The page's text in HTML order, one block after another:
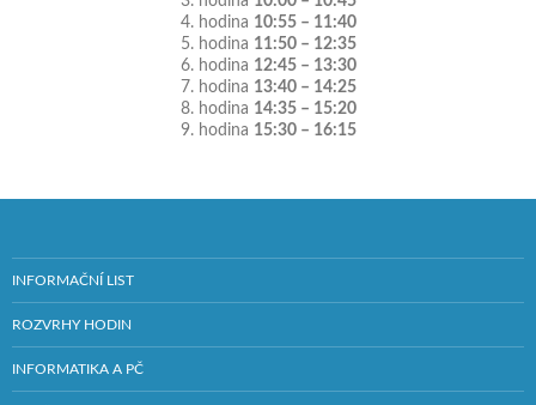
4. hodina 10:55 – 11:40
5. hodina 11:50 – 12:35
6. hodina 12:45 – 13:30
7. hodina 13:40 – 14:25
8. hodina 14:35 – 15:20
9. hodina 15:30 – 16:15
INFORMAČNÍ LIST
ROZVRHY HODIN
INFORMATIKA A PČ